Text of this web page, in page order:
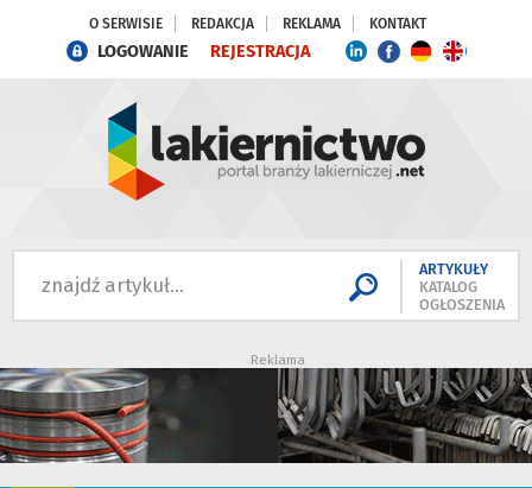
O SERWISIE REDAKCJA REKLAMA KONTAKT
LOGOWANIE REJESTRACJA
ARTYKUŁY
KATALOG
OGŁOSZENIA
Reklama